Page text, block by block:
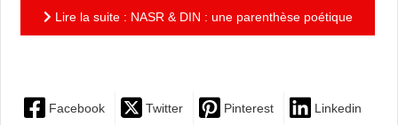
Lire la suite : NASR & DIN : une parenthèse poétique
Facebook Twitter Pinterest Linkedin